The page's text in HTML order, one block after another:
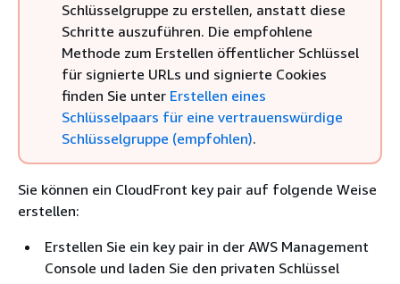
Schlüsselgruppe zu erstellen, anstatt diese
Schritte auszuführen. Die empfohlene
Methode zum Erstellen öffentlicher Schlüssel
für signierte URLs und signierte Cookies
finden Sie unter Erstellen eines
Schlüsselpaars für eine vertrauenswürdige
Schlüsselgruppe (empfohlen).
Sie können ein CloudFront key pair auf folgende Weise
erstellen:
Erstellen Sie ein key pair in der AWS Management
Console und laden Sie den privaten Schlüssel